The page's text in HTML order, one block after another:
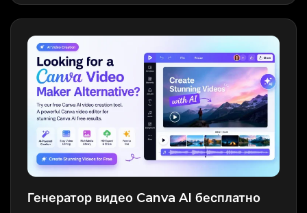
Генератор видео Canva AI бесплатно